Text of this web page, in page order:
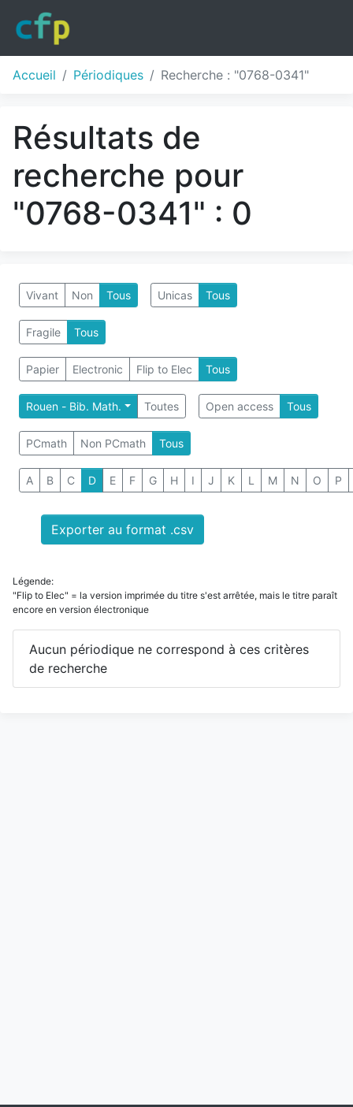
Accueil Périodiques Recherche : "0768-0341"
Résultats de
recherche pour
"0768-0341" : 0
Vivant Non Tous Unicas Tous
Fragile Tous
Papier Electronic Flip to Elec Tous
Rouen - Bib. Math. Toutes Open access Tous
PCmath Non PCmath Tous
A B C D E F G H I J K L M N O P
Exporter au format .csv
Légende:
"Flip to Elec" = la version imprimée du titre s'est arrêtée, mais le titre paraît
encore en version électronique
Aucun périodique ne correspond à ces critères
de recherche